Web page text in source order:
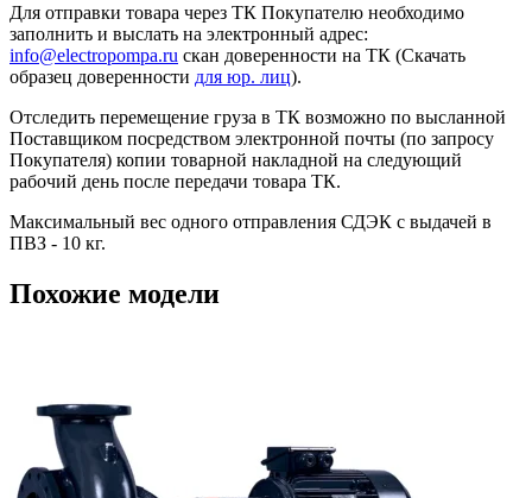
Для отправки товара через ТК Покупателю необходимо
заполнить и выслать на электронный адрес:
info@electropompa.ru скан доверенности на ТК (Скачать
образец доверенности для юр. лиц).
Отследить перемещение груза в ТК возможно по высланной
Поставщиком посредством электронной почты (по запросу
Покупателя) копии товарной накладной на следующий
рабочий день после передачи товара ТК.
Максимальный вес одного отправления СДЭК с выдачей в
ПВЗ - 10 кг.
Похожие модели